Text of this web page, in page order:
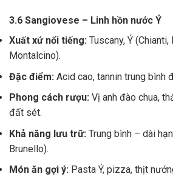
3.6 Sangiovese – Linh hồn nước Ý
Xuất xứ nổi tiếng: Tuscany, Ý
Montalcino).
Đặc điểm: Acid cao, tannin trung bình
Phong cách rượu: Vị anh đào chua,
đất sét.
Khả năng lưu trữ: Trung bình – dài
Brunello).
Món ăn gợi ý: Pasta Ý, pizza, thịt